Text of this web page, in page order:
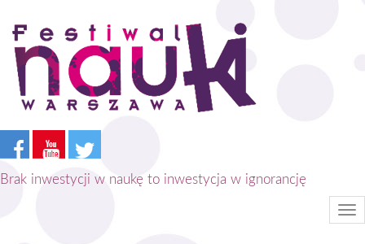
Przejdź
treści
Brak inwestycji w naukę to inwestycja w ignorancję